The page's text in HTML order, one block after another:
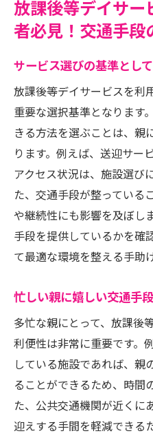
放課後等デイサ
者必見！交通手段
サービス選びの基準とし
放課後等デイサービスを利
重要な選択基準となります
きる方法を選ぶことは、親
ります。例えば、送迎サー
アクセス状況は、施設選び
た、交通手段が整っている
や継続性にも影響を及ぼし
手段を提供しているかを確
て最適な環境を整える手助
忙しい親に嬉しい交通手
多忙な親にとって、放課後
利便性は非常に重要です。
している施設であれば、親
ることができるため、時間
た、公共交通機関が近くに
迎えする手間を軽減できる